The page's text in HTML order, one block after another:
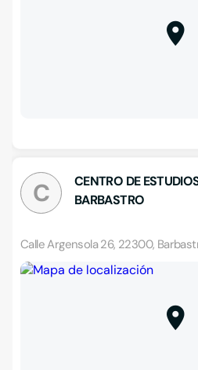
C
CENTRO DE
BARBASTRO
Calle Argensola 26, 22300,